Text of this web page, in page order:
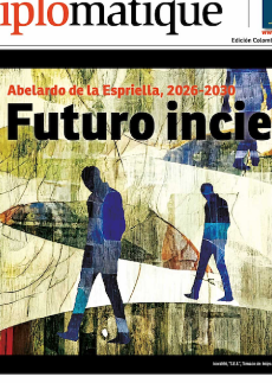
Escrito por Carlos Eduardo
La humanidad asiste a una de
trata de un cambio colosal y en
la disputa de dos potencias por
7 marzo, 2021 Escrito por:
Inmunidad,